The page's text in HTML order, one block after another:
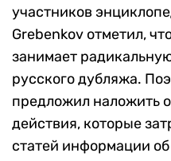
участников
Grebenkov отметил,
занимает
русского дубляжа.
предложил наложить
действия, которые
статей информации